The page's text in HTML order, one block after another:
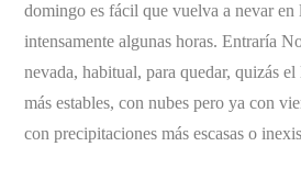
domingo es fácil que vuelva a nevar en
intensamente algunas horas. Entraría
nevada, habitual, para quedar, quizás
más estables, con nubes pero ya con
con precipitaciones más escasas o